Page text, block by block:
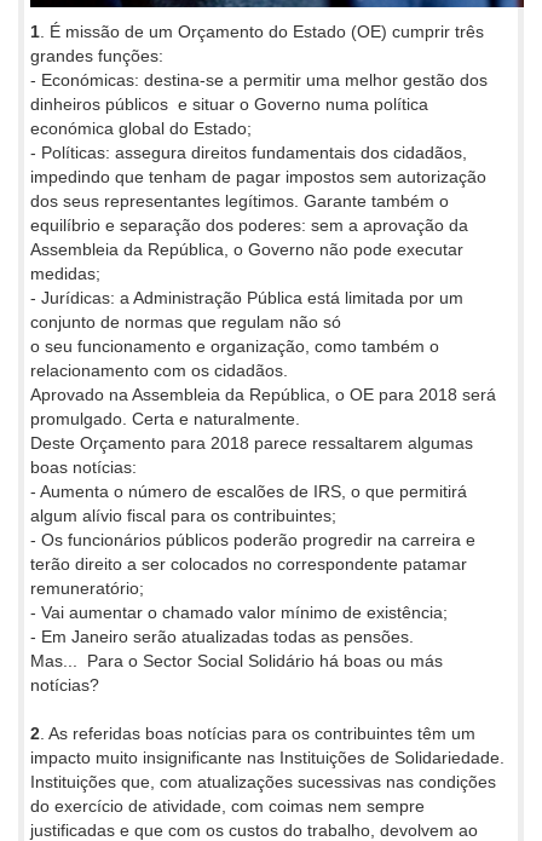
1 . É missão de um Orçamento do Estado (OE) cumprir três
grandes funções:
- Económicas: destina-se a permitir uma melhor gestão dos
dinheiros públicos e situar o Governo numa política
económica global do Estado;
- Políticas: assegura direitos fundamentais dos cidadãos,
impedindo que tenham de pagar impostos sem autorização
dos seus representantes legítimos. Garante também o
equilíbrio e separação dos poderes: sem a aprovação da
Assembleia da República, o Governo não pode executar
medidas;
- Jurídicas: a Administração Pública está limitada por um
conjunto de normas que regulam não só
o seu funcionamento e organização, como também o
relacionamento com os cidadãos.
Aprovado na Assembleia da República, o OE para 2018 será
promulgado. Certa e naturalmente.
Deste Orçamento para 2018 parece ressaltarem algumas
boas notícias:
- Aumenta o número de escalões de IRS, o que permitirá
algum alívio fiscal para os contribuintes;
- Os funcionários públicos poderão progredir na carreira e
terão direito a ser colocados no correspondente patamar
remuneratório;
- Vai aumentar o chamado valor mínimo de existência;
- Em Janeiro serão atualizadas todas as pensões.
Mas... Para o Sector Social Solidário há boas ou más
notícias?
2 . As referidas boas notícias para os contribuintes têm um
impacto muito insignificante nas Instituições de Solidariedade.
Instituições que, com atualizações sucessivas nas condições
do exercício de atividade, com coimas nem sempre
justificadas e que com os custos do trabalho, devolvem ao